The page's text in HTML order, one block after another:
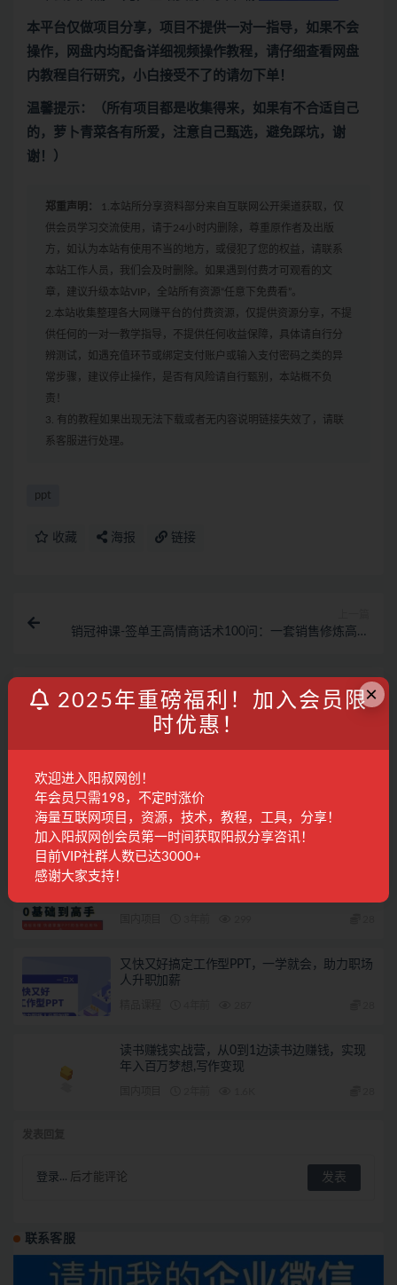
本平台仅做项目分享，项目不提供一对一指导，如果不会
操作，网盘内均配备详细视频操作教程，请仔细查看网盘
内教程自行研究，小白接受不了的请勿下单！
温馨提示：（所有项目都是收集得来，如果有不合适自己
的，萝卜青菜各有所爱，注意自己甄选，避免踩坑，谢
谢！）
郑重声明：
1.本站所分享资料部分来自互联网公开渠道获取，仅
供会员学习交流使用，请于24小时内删除，尊重原作者及出版
方，如认为本站有使用不当的地方，或侵犯了您的权益，请联系
本站工作人员，我们会及时删除。如果遇到付费才可观看的文
章，建议升级本站VIP，全站所有资源“任意下免费看”。
2.本站收集整理各大网赚平台的付费资源，仅提供资源分享，不提
供任何的一对一教学指导，不提供任何收益保障，具体请自行分
辨测试，如遇充值环节或绑定支付账户或输入支付密码之类的异
常步骤，建议停止操作，是否有风险请自行甄别，本站概不负
责！
3. 有的教程如果出现无法下载或者无内容说明链接失效了，请联
系客服进行处理。
ppt
收藏 海报 链接
销冠神课-签单王高情商话术100问：一套销售修炼高情
下一篇
2022淘系全体系课程：引爆搜索和推荐流量，新店引爆
相关文章
PPT高级进阶特训营：百万粉丝博主教你进阶你
的PPT技能(98节课程+PPT素材包)
精品课程 3年前 207
又快又好搞定工作型PPT，一学就会，助力职场
人升职加薪
读书赚钱实战营，从0到1边读书边赚钱，实现
年入百万梦想,写作变现
登录... 后才能评论
联系客服
×
2025年重磅福利！加入会员限
时优惠！
欢迎进入阳叔网创！
年会员只需198，不定时涨价
海量互联网项目，资源，技术，教程，工具，分享！
加入阳叔网创会员第一时间获取阳叔分享咨讯！
目前VIP社群人数已达3000+
感谢大家支持！